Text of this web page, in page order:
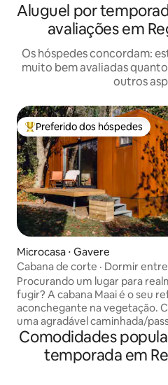
Aluguel por
avaliações em
Os hóspedes concordam:
muito bem avaliadas
outros
Entre os melhores preferidos
Preferido dos hóspedes
Microcasa ⋅ Gavere
Cabana de corte · Dormir
Procurando um lugar para
fugir? A cabana Maai é o seu
aconchegante na vegetação.
uma agradável caminhada/
bicicleta ou uma pausa na
uma noite encantadora em
casinha. Acorde com vista para
Comodidades
temporada em